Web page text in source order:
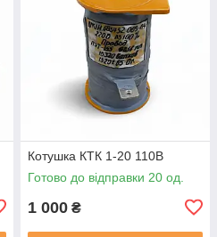
Котушка КТК 1-20 110В
Готово до відправки 20 од.
1 000 ₴